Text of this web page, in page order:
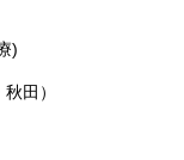
)
田）